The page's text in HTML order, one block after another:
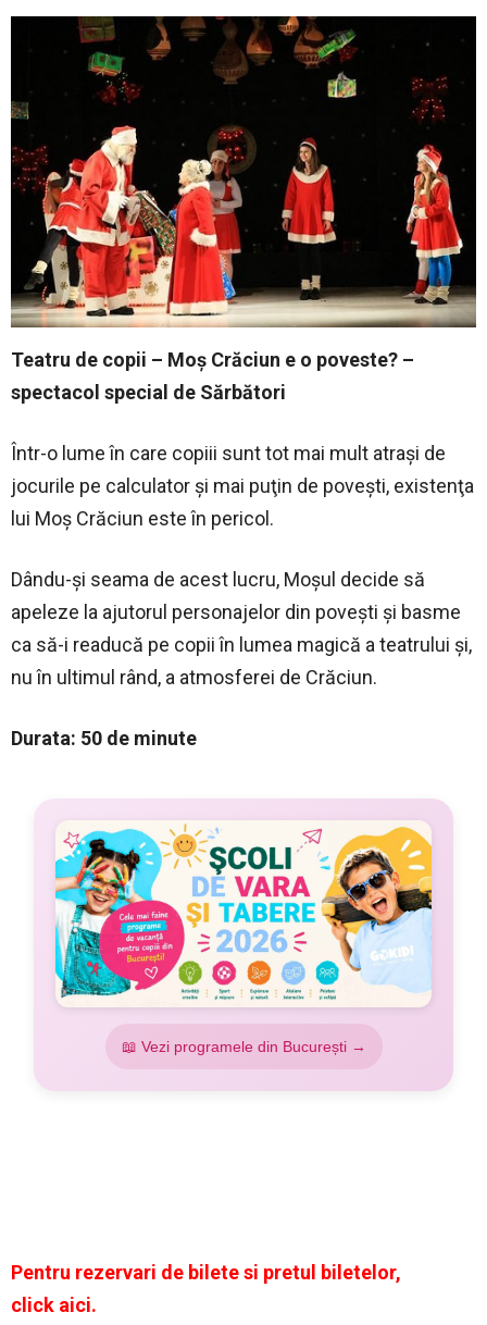
Teatru de copii – Moș Crăciun e o poveste? –
spectacol special de Sărbători
Într-o lume în care copiii sunt tot mai mult atraşi de
jocurile pe calculator şi mai puţin de poveşti, existenţa
lui Moş Crăciun este în pericol.
Dându-şi seama de acest lucru, Moşul decide să
apeleze la ajutorul personajelor din poveşti şi basme
ca să-i readucă pe copii în lumea magică a teatrului şi,
nu în ultimul rând, a atmosferei de Crăciun.
Durata: 50 de minute
📖 Vezi programele din București →
Pentru rezervari de bilete si pretul biletelor,
click aici.